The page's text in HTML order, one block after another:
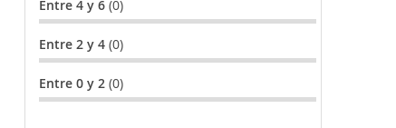
Entre 4 y 6 (0)
Entre 2 y 4 (0)
Entre 0 y 2 (0)